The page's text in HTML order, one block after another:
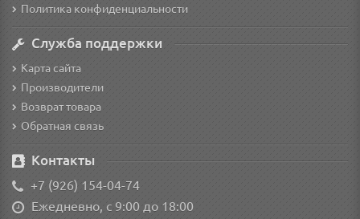
Политика конфиденциальности
Служба поддержки
Карта сайта
Производители
Возврат товара
Обратная связь
Контакты
+7 (926) 154-04-74
Ежедневно, с 9:00 до 18:00